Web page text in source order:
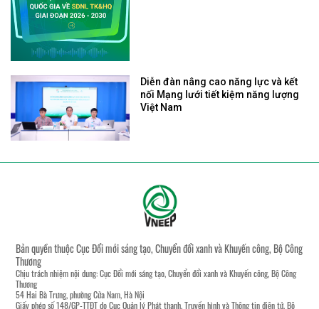
Diễn đàn nâng cao năng lực và kết
nối Mạng lưới tiết kiệm năng lượng
Việt Nam
Bản quyền thuộc Cục Đổi mới sáng tạo, Chuyển đổi xanh và Khuyến công, Bộ Công
Thương
Chịu trách nhiệm nội dung: Cục Đổi mới sáng tạo, Chuyển đổi xanh và Khuyến công, Bộ Công
Thương
54 Hai Bà Trưng, phường Cửa Nam, Hà Nội
Giấy phép số 148/GP-TTĐT do Cục Quản lý Phát thanh, Truyền hình và Thông tin điện tử, Bộ